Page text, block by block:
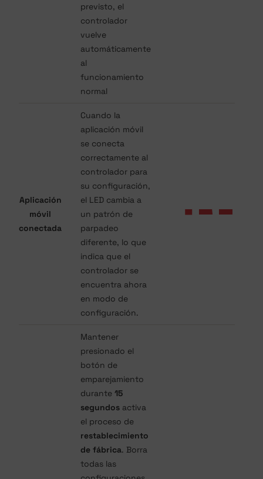
previsto, el
controlador
vuelve
automáticamente
al
funcionamiento
normal
Aplicación
móvil
conectada
Cuando la
aplicación móvil
se conecta
correctamente al
controlador para
su configuración,
el LED cambia a
un patrón de
parpadeo
diferente, lo que
indica que el
controlador se
encuentra ahora
en modo de
configuración.
Mantener
presionado el
botón de
emparejamiento
durante 15
segundos activa
el proceso de
restablecimiento
de fábrica. Borra
todas las